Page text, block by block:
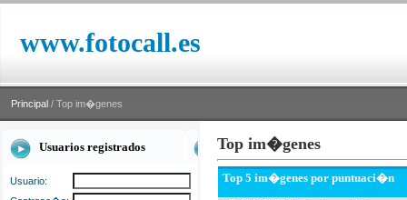
www.fotocall.es
Principal / Top im�genes
Usuarios registrados
Usuario:
Top im�genes
Top 5 im�genes por puntuaci�n